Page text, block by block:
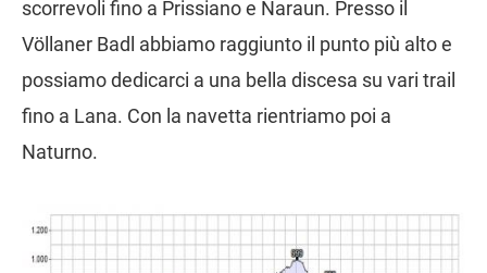
scorrevoli fino a Prissiano e Naraun. Presso il
Völlaner Badl abbiamo raggiunto il punto più alto e
possiamo dedicarci a una bella discesa su vari trail
fino a Lana. Con la navetta rientriamo poi a
Naturno.